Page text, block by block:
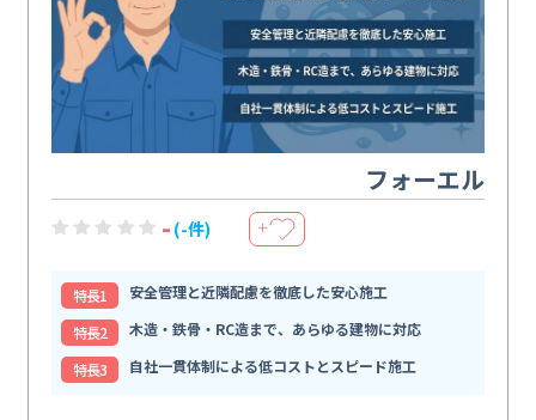
フォーエル
- (-件) ＋
特⻑1
安全管理と近隣配慮を徹底した安心施工
特⻑2
木造・鉄骨・RC造まで、あらゆる建物に対応
特⻑3
自社一貫体制による低コストとスピード施工